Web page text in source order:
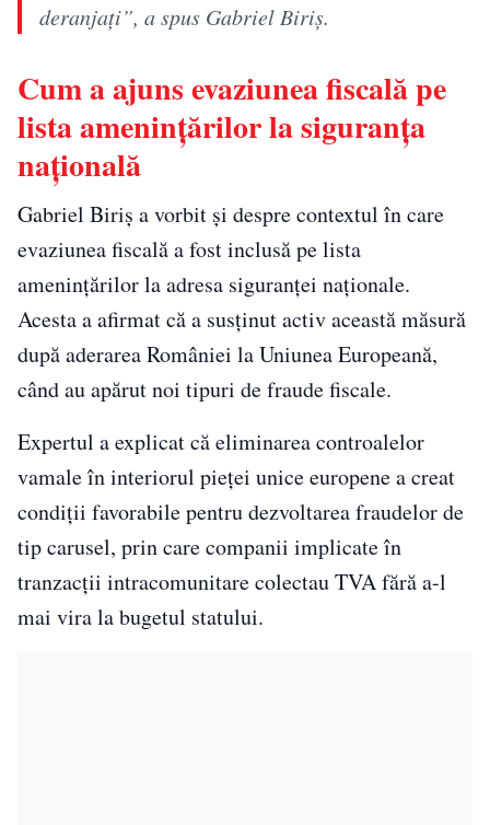
deranjați”, a spus Gabriel Biriș.
Cum a ajuns evaziunea fiscală pe
lista amenințărilor la siguranța
națională
Gabriel Biriș a vorbit și despre contextul în care
evaziunea fiscală a fost inclusă pe lista
amenințărilor la adresa siguranței naționale.
Acesta a afirmat că a susținut activ această măsură
după aderarea României la Uniunea Europeană,
când au apărut noi tipuri de fraude fiscale.
Expertul a explicat că eliminarea controalelor
vamale în interiorul pieței unice europene a creat
condiții favorabile pentru dezvoltarea fraudelor de
tip carusel, prin care companii implicate în
tranzacții intracomunitare colectau TVA fără a-l
mai vira la bugetul statului.